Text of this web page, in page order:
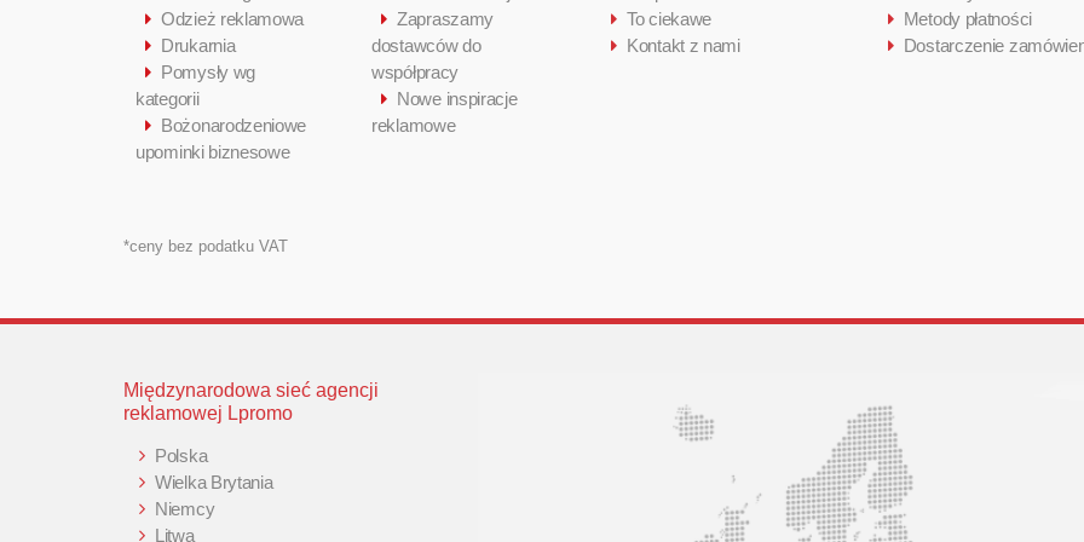
Odzież reklamowa
Drukarnia
Pomysły wg
kategorii
Bożonarodzeniowe
upominki biznesowe
*ceny bez podatku VAT
Zapraszamy
dostawców do
współpracy
Nowe inspiracje
reklamowe
To ciekawe
Kontakt z nami
Metody płatności
Dostarczenie
Międzynarodowa sieć agencji
reklamowej Lpromo
Polska
Wielka Brytania
Niemcy
Litwa